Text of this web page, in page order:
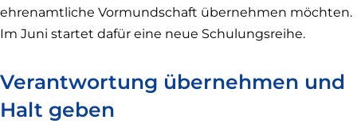
ehrenamtliche Vormundschaft übernehmen möchten.
Im Juni startet dafür eine neue Schulungsreihe.
Verantwortung übernehmen und
Halt geben